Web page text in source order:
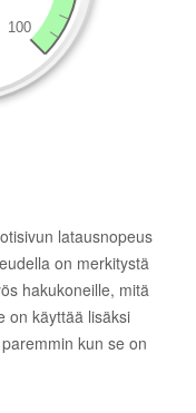
latausnopeus
on merkitystä
hakukoneille, mitä
on käyttää lisäksi
kun se on